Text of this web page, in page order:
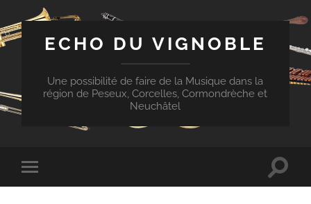
ECHO DU VIGNOBLE
Une possibilité de faire de la Musique dans la
région de Peseux, Corcelles, Cormondrèche et
Neuchâtel
Toggle
mobile
Toggle